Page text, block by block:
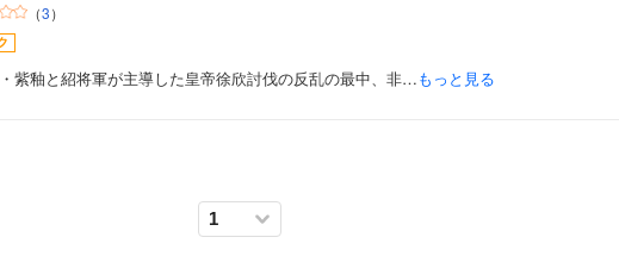
（3）
紫釉と紹将軍が主導した皇帝徐欣討伐の反乱の最中、非…もっと見る